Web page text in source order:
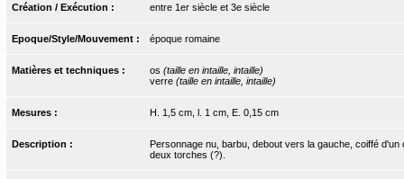
Création / Exécution : entre 1er siècle et 3e siècle
Epoque/Style/Mouvement : époque romaine
Matières et techniques : os (taille en intaille, intaille)
verre (taille en intaille, intaille)
Mesures : H. 1,5 cm, l. 1 cm, E. 0,15 cm
Description :
Personnage nu, barbu, debout vers la gauche, coiffé
deux torches (?).